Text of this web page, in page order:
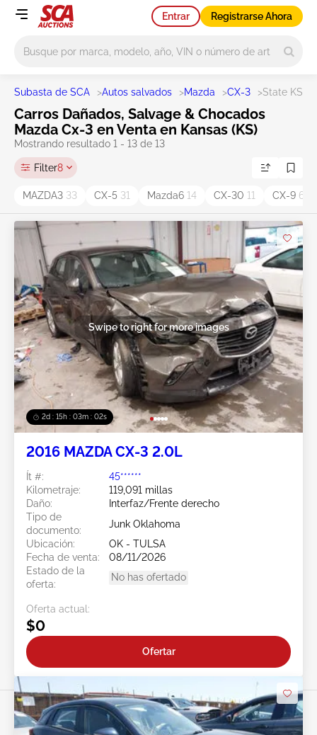
Entrar Registrarse Ahora
Subasta de SCA >Autos salvados >Mazda >CX-3 >State KS
Carros Dañados, Salvage & Chocados
Mazda Cx-3 en Venta en Kansas (KS)
Mostrando resultado 1 - 13 de 13
Filter8
MAZDA3 33 CX-5 31 Mazda6 14 CX-30 11 CX-9 6
2d : 15h : 03m : 00s
Swipe to right for more images
2016 MAZDA CX-3 2.0L
Ít #:
45******
Kilometraje:
119,091 millas
Daño:
Interfaz/Frente derecho
Tipo de
documento:
Junk Oklahoma
Ubicación:
OK - TULSA
Fecha de venta:
08/11/2026
Estado de la
oferta:
No has ofertado
Oferta actual:
$0
Ofertar